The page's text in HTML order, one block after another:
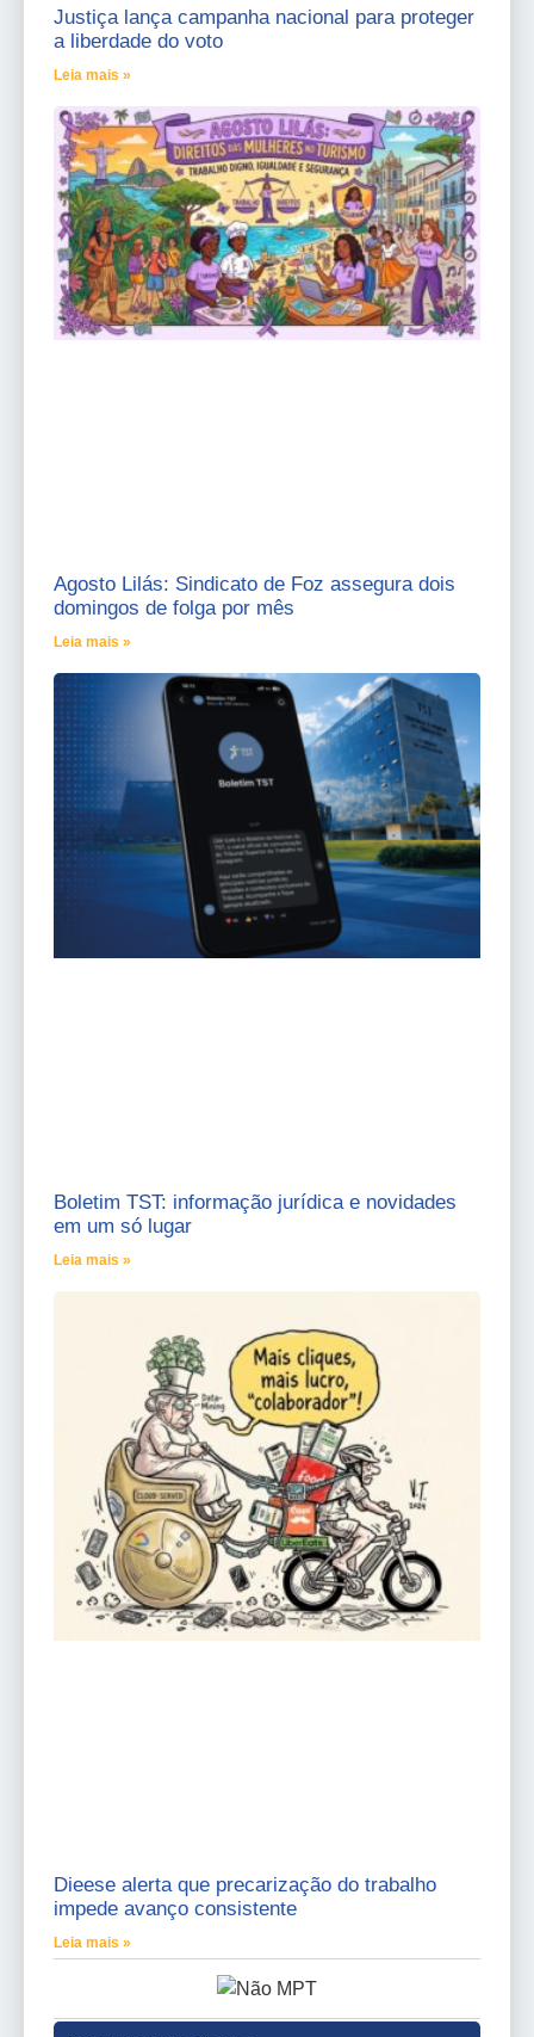
Justiça lança campanha nacional para proteger
a liberdade do voto
Leia mais »
Agosto Lilás: Sindicato de Foz assegura dois
domingos de folga por mês
Leia mais »
Boletim TST: informação jurídica e novidades
em um só lugar
Leia mais »
Dieese alerta que precarização do trabalho
impede avanço consistente
Leia mais »